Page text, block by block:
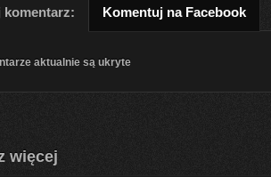
komentarz: Komentuj na Facebook
aktualnie są ukryte
więcej